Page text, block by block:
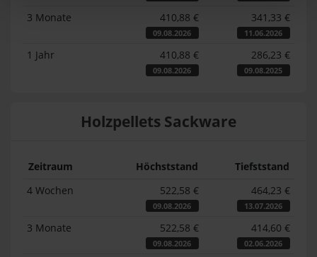
3 Monate 410,88 €
09.08.2026
341,33 €
11.06.2026
1 Jahr 410,88 €
09.08.2026
286,23 €
09.08.2025
Holzpellets Sackware
Zeitraum Höchststand
Tiefststand
4 Wochen
522,58 €
09.08.2026
464,23 €
13.07.2026
3 Monate 522,58 €
09.08.2026
414,60 €
02.06.2026